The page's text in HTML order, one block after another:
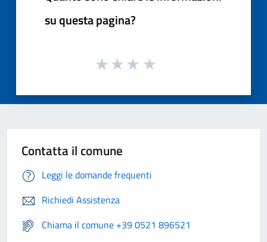
su questa pagina?
Contatta il comune
Leggi le domande frequenti
Richiedi Assistenza
Chiama il comune +39 0521 896521